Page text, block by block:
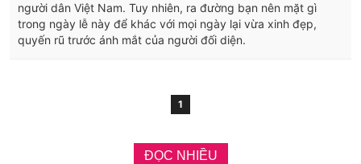
người dân Việt Nam. Tuy nhiên, ra đường bạn nên mặt gì
trong ngày lễ này để khác với mọi ngày lại vừa xinh đẹp,
quyến rũ trước ánh mắt của người đối diện.
1
ĐỌC NHIỀU